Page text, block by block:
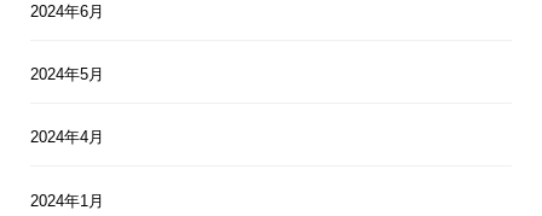
2024年6月
2024年5月
2024年4月
2024年1月